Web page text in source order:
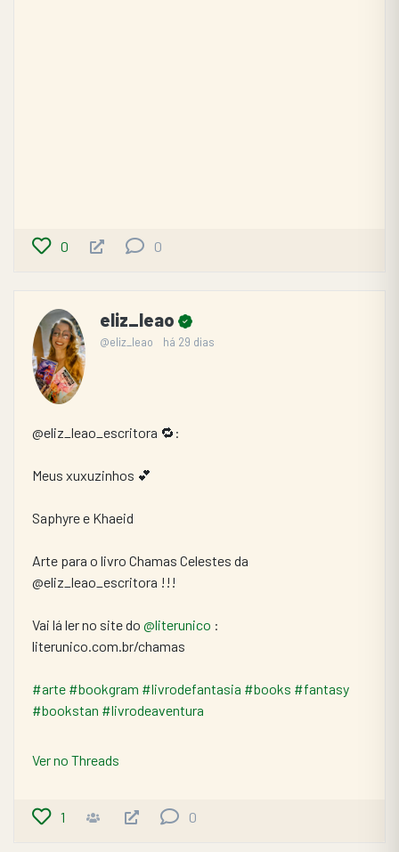
0 0
eliz_leao
@eliz_leao há 29 dias
@eliz_leao_escritora 🔁:
Meus xuxuzinhos 💕
Saphyre e Khaeid
Arte para o livro Chamas Celestes da
@eliz_leao_escritora !!!
Vai lá ler no site do @literunico :
literunico.com.br/chamas
#arte #bookgram #livrodefantasia #books #fantasy
#bookstan #livrodeaventura
Ver no Threads
1 0